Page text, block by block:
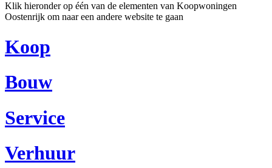
Klik hieronder op één van de elementen van Koopwoningen
Oostenrijk om naar een andere website te gaan
Koop
Bouw
Service
Verhuur